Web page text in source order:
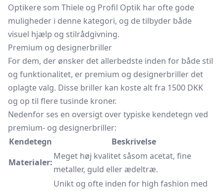
Optikere som Thiele og Profil Optik har ofte gode
muligheder i denne kategori, og de tilbyder både
visuel hjælp og stilrådgivning.
Premium og designerbriller
For dem, der ønsker det allerbedste inden for både stil
og funktionalitet, er premium og designerbriller det
oplagte valg. Disse briller kan koste alt fra 1500 DKK
og op til flere tusinde kroner.
Nedenfor ses en oversigt over typiske kendetegn ved
premium- og designerbriller:
Kendetegn
Beskrivelse
Materialer:
Meget høj kvalitet såsom acetat, fine
metaller, guld eller ædeltræ.
Unikt og ofte inden for high fashion med